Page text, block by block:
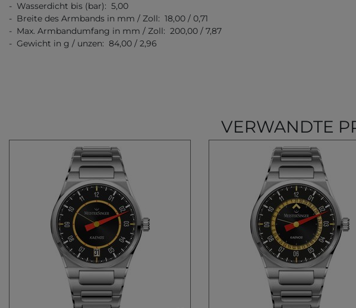
- Wasserdicht bis (bar): 5,00
- Breite des Armbands in mm / Zoll: 18,00 / 0,71
- Max. Armbandumfang in mm / Zoll: 200,00 / 7,87
- Gewicht in g / unzen: 84,00 / 2,96
VERWANDTE